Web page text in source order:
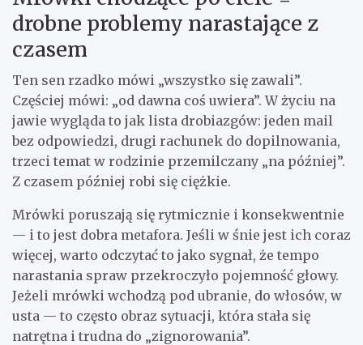
drobne problemy narastające z
czasem
Ten sen rzadko mówi „wszystko się zawali”.
Częściej mówi: „od dawna coś uwiera”. W życiu na
jawie wygląda to jak lista drobiazgów: jeden mail
bez odpowiedzi, drugi rachunek do dopilnowania,
trzeci temat w rodzinie przemilczany „na później”.
Z czasem później robi się ciężkie.
Mrówki poruszają się rytmicznie i konsekwentnie
— i to jest dobra metafora. Jeśli w śnie jest ich coraz
więcej, warto odczytać to jako sygnał, że tempo
narastania spraw przekroczyło pojemność głowy.
Jeżeli mrówki wchodzą pod ubranie, do włosów, w
usta — to często obraz sytuacji, która stała się
natrętna i trudna do „zignorowania”.